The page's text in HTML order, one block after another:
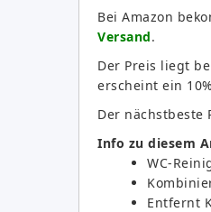
Bei Amazon
Versand.
Der Preis liegt
erscheint ein
Der nächstbeste
Info zu diesem
WC-
Entfernt